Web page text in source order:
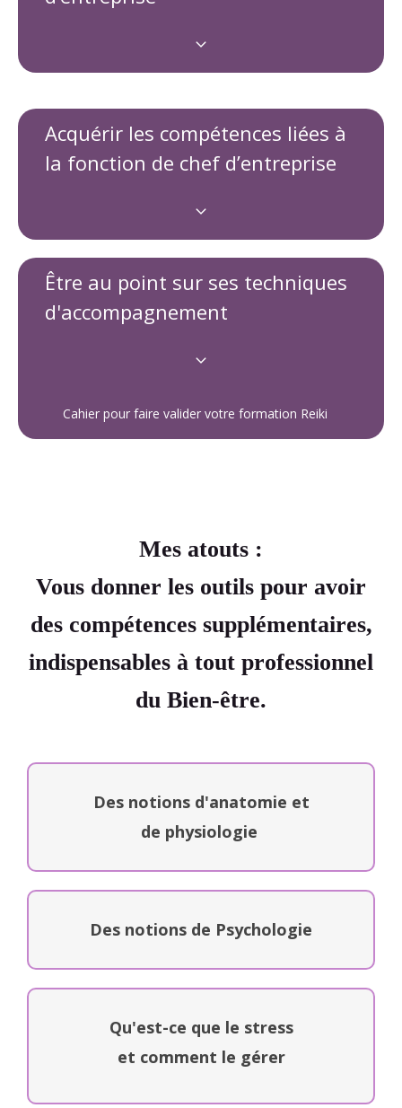
Acquérir les compétences liées à
la fonction de chef d’entreprise
Être au point sur ses techniques
d'accompagnement
Cahier pour faire valider votre formation Reiki
Mes atouts :
Vous donner les outils pour avoir
des compétences supplémentaires,
indispensables à tout professionnel
du Bien-être.
Des notions d'anatomie et
de physiologie
Des notions de Psychologie
Qu'est-ce que le stress
et comment le gérer